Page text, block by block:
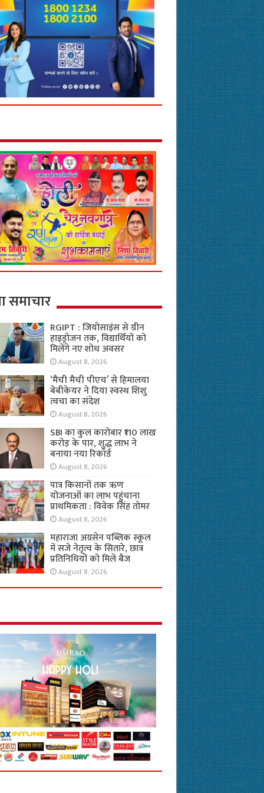
समाचार
RGIPT : जियोसाइंस से ग्रीन
हाइड्रोजन तक, विद्यार्थियों को
मिलेंगे नए शोध अवसर
August 8, 2026
‘मैची मैची पीएच’ से हिमालया
बेबीकेयर ने दिया स्वस्थ शिशु
त्वचा का संदेश
August 8, 2026
SBI का कुल कारोबार ₹110 लाख
करोड़ के पार, शुद्ध लाभ ने
बनाया नया रिकॉर्ड
August 8, 2026
पात्र किसानों तक ऋण
योजनाओं का लाभ पहुंचाना
प्राथमिकता : विवेक सिंह तोमर
August 8, 2026
महाराजा अग्रसेन पब्लिक स्कूल
में सजे नेतृत्व के सितारे, छात्र
प्रतिनिधियों को मिले बैज
August 8, 2026